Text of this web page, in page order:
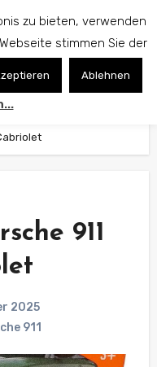
911
2025
911
zu bieten, verwenden
stimmen Sie der
Ablehnen